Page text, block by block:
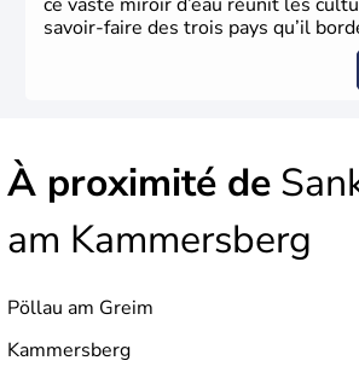
savoir-faire des trois pays qu’il
À proximité de
am Kammersberg
Pöllau am Greim
Kammersberg